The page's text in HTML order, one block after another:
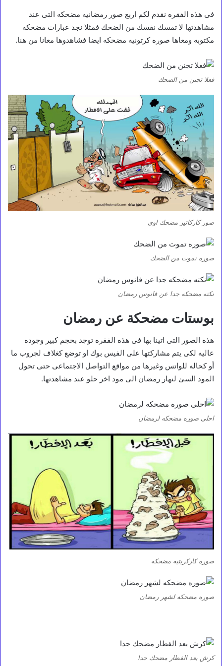
فى هذه الفقره نقدم لكم اربع صور رمضانيه مضحكه التى عند
مشاهدتها لا تمسك نفسك من الضحك فمثلا نجد عبارات مضحكه
مكتوبه ومعاها صوره كرتونيه مضحكه ايضا فشاهدوها معانا من هنا.
فعلا تجنن من الضحك
صور كاركاتير مضحك اوى
صوره تموت من الضحك
نكته مضحكه جدا عن فانوس رمضان
بوستات مضحكة عن رمضان
هذه الصور التى اتينا بها فى هذه الفقره توجد بحجم كبير وجوده
عاليه لكى يتم مشاركتها على الفيس بوك او توضع كغلاف لجروب ما
أو كحاله للواتس وغيرها من مواقع التواصل الاجتماعى حتى تحول
المود السئ لنهار رمضان الى مود اخر حلو عند مشاهدتها.
احلى صوره مضحكه لرمضان
صوره كاركريتيه مضحكه
صوره مضحكه لشهر رمضان
كرش بعد الفطار مضحك جدا